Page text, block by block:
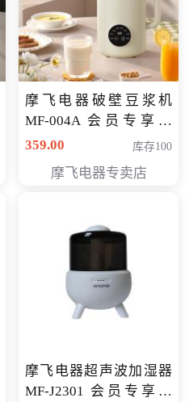
摩飞电器破壁豆浆机
MF-004A 会员专享价
168元
359.00 库存100
摩飞电器专卖店
摩飞电器超声波加湿器
MF-J2301 会员专享价